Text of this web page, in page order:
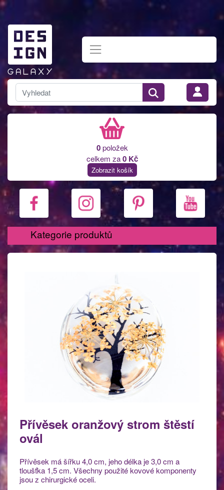
0položek
celkem za0 Kč
Zobrazit košík
Kategorie produktů
Přívěsek oranžový strom štěstí
ovál
Přívěsek má šířku 4,0 cm, jeho délka je 3,0 cm a
tloušťka 1,5 cm. Všechny použité kovové komponenty
jsou z chirurgické oceli.